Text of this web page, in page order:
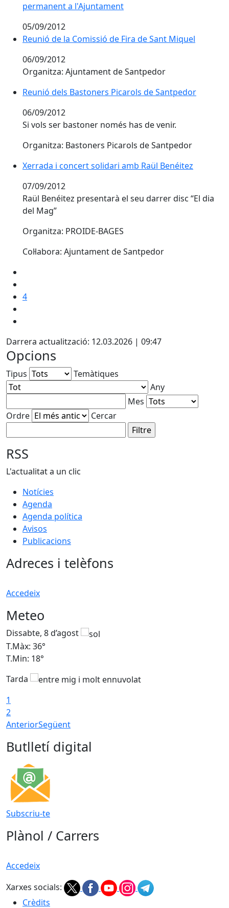
permanent a l'Ajuntament
05/09/2012
Reunió de la Comissió de Fira de Sant Miquel
06/09/2012
Organitza: Ajuntament de Santpedor
Reunió dels Bastoners Picarols de Santpedor
06/09/2012
Si vols ser bastoner només has de venir.
Organitza: Bastoners Picarols de Santpedor
Xerrada i concert solidari amb Raül Benéitez
07/09/2012
Raül Benéitez presentarà el seu darrer disc “El dia
del Mag”
Organitza: PROIDE-BAGES
Col·labora: Ajuntament de Santpedor
4
Darrera actualització: 12.03.2026 | 09:47
Opcions
Tipus
Temàtiques
Any
Mes
Ordre
Cercar
RSS
L'actualitat a un clic
Notícies
Agenda
Agenda política
Avisos
Publicacions
Adreces i telèfons
Accedeix
Meteo
Dissabte, 8 d’agost
T.Màx: 36°
T.Min: 18°
Tarda
1
2
AnteriorSegüent
Butlletí digital
Subscriu-te
Plànol / Carrers
Accedeix
Xarxes socials:
Crèdits